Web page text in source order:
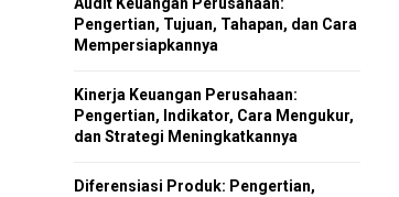
r
:
R
Pengertian, Tujuan, Tahapan, dan Cara
Mempersiapkannya
Kinerja Keuangan Perusahaan:
Pengertian, Indikator, Cara Mengukur,
dan Strategi Meningkatkannya
Diferensiasi Produk: Pengertian,